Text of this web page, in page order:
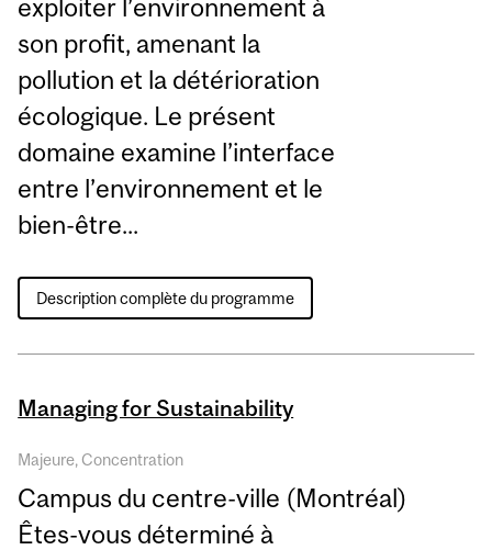
exploiter l’environnement à
son profit, amenant la
pollution et la détérioration
écologique. Le présent
domaine examine l’interface
entre l’environnement et le
bien-être...
Description complète du programme
Managing for Sustainability
Majeure, Concentration
Campus du centre-ville (Montréal)
Êtes-vous déterminé à